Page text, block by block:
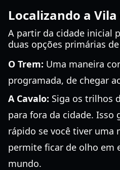
Localizando a Vila
A partir da cidade inicial
duas opções primárias
O Trem: Uma maneira
programada, de chegar
A Cavalo: Siga os trilhos
para fora da cidade. Isso
rápido se você tiver uma
permite ficar de olho em
mundo.